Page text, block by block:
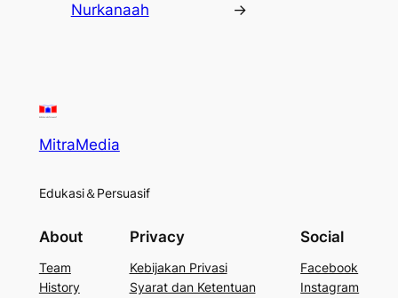
Nurkanaah
→
MitraMedia
Edukasi＆Persuasif
About
Team
History
Privacy
Kebijakan Privasi
Syarat dan Ketentuan
Social
Facebook
Instagram